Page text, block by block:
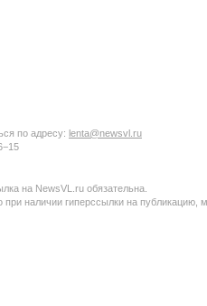
по адресу: lenta@newsvl.ru
на NewsVL.ru обязательна.
наличии гиперссылки на публикацию,